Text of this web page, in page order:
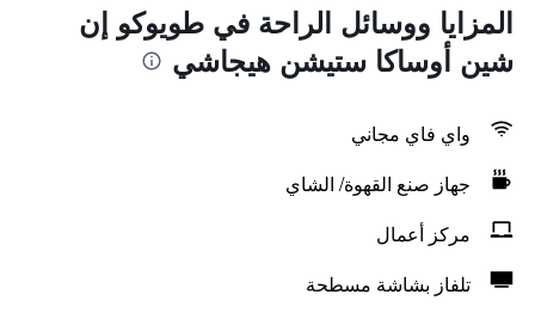
المزايا ووسائل الراحة في طويوكو إن
شين أوساكا ستيشن هيجاشي
واي فاي مجاني
جهاز صنع القهوة/ الشاي
مركز أعمال
تلفاز بشاشة مسطحة